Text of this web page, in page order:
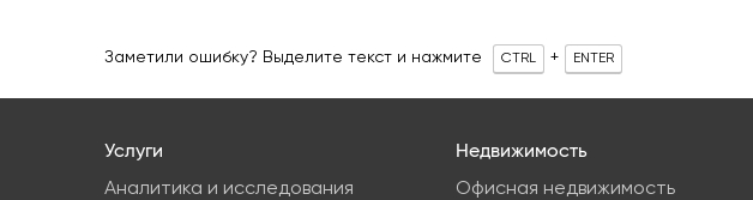
Заметили ошибку? Выделите текст и нажмите CTRL + ENTER
Услуги
Аналитика и исследования
Недвижимость
Офисная недвижимость